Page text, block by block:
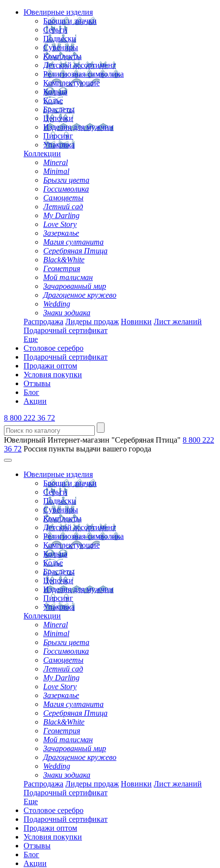
Ювелирные изделия
Броши и значки
Серьги
Подвески
Сувениры
Комплекты
Детский ассортимент
Религиозная символика
Комплектующие
Кольца
Колье
Браслеты
Цепочки
Изделия для мужчин
Пирсинг
Упаковка
Коллекции
Mineral
Minimal
Брызги цвета
Госсимволика
Самоцветы
Летний сад
My Darling
Love Story
Зазеркалье
Магия султанита
Серебряная Птица
Black&White
Геометрия
Мой талисман
Зачарованный мир
Драгоценное кружево
Wedding
Знаки зодиака
Распродажа Лидеры продаж Новинки Лист желаний
Подарочный сертификат
Еще
Столовое серебро
Подарочный сертификат
Продажи оптом
Условия покупки
Отзывы
Блог
Акции
8 800 222 36 72
Ювелирный Интернет-магазин "Серебряная Птица" 8 800 222
36 72 Россия пункты выдачи вашего города
Ювелирные изделия
Броши и значки
Серьги
Подвески
Сувениры
Комплекты
Детский ассортимент
Религиозная символика
Комплектующие
Кольца
Колье
Браслеты
Цепочки
Изделия для мужчин
Пирсинг
Упаковка
Коллекции
Mineral
Minimal
Брызги цвета
Госсимволика
Самоцветы
Летний сад
My Darling
Love Story
Зазеркалье
Магия султанита
Серебряная Птица
Black&White
Геометрия
Мой талисман
Зачарованный мир
Драгоценное кружево
Wedding
Знаки зодиака
Распродажа Лидеры продаж Новинки Лист желаний
Подарочный сертификат
Еще
Столовое серебро
Подарочный сертификат
Продажи оптом
Условия покупки
Отзывы
Блог
Акции